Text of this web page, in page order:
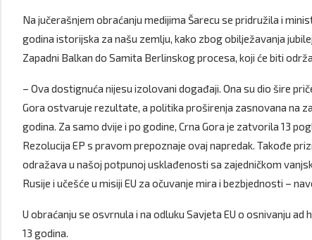
Na jučerašnjem obraćanju medijima Šarecu se pridružila i
godina istorijska za našu zemlju, kako zbog obilježavanja
Zapadni Balkan do Samita Berlinskog procesa, koji će biti
– Ova dostignuća nijesu izolovani događaji. Ona su dio šire
Gora ostvaruje rezultate, a politika proširenja zasnovana na
godina. Za samo dvije i po godine, Crna Gora je zatvorila 13
Rezolucija EP s pravom prepoznaje ovaj napredak. Takođe
odražava u našoj potpunoj usklađenosti sa zajedničkom
Rusije i učešće u misiji EU za očuvanje mira i bezbjednosti –
U obraćanju se osvrnula i na odluku Savjeta EU o osnivanju
13 godina.